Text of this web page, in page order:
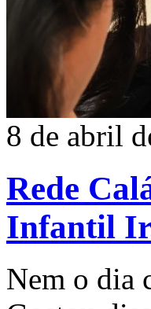
8 de abril
Rede
Infantil
Nem o dia